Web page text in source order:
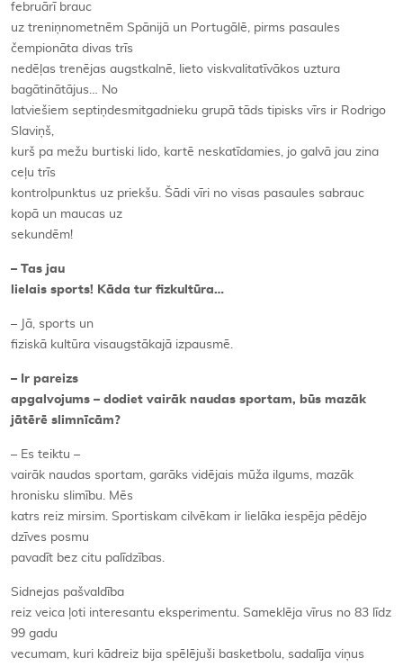
februārī brauc
uz treniņnometnēm Spānijā un Portugālē, pirms pasaules
čempionāta divas trīs
nedēļas trenējas augstkalnē, lieto viskvalitatīvākos uztura
bagātinātājus… No
latviešiem septiņdesmitgadnieku grupā tāds tipisks vīrs ir Rodrigo
Slaviņš,
kurš pa mežu burtiski lido, kartē neskatīdamies, jo galvā jau zina
ceļu trīs
kontrolpunktus uz priekšu. Šādi vīri no visas pasaules sabrauc
kopā un maucas uz
sekundēm!
– Tas jau
lielais sports! Kāda tur fizkultūra…
– Jā, sports un
fiziskā kultūra visaugstākajā izpausmē.
– Ir pareizs
apgalvojums – dodiet vairāk naudas sportam, būs mazāk
jātērē slimnīcām?
– Es teiktu –
vairāk naudas sportam, garāks vidējais mūža ilgums, mazāk
hronisku slimību. Mēs
katrs reiz mirsim. Sportiskam cilvēkam ir lielāka iespēja pēdējo
dzīves posmu
pavadīt bez citu palīdzības.
Sidnejas pašvaldība
reiz veica ļoti interesantu eksperimentu. Sameklēja vīrus no 83 līdz
99 gadu
vecumam, kuri kādreiz bija spēlējuši basketbolu, sadalīja viņus